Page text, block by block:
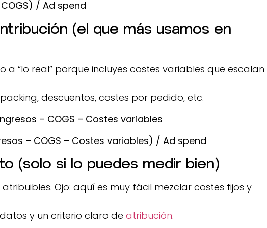
/ Ad spend
(el que más usamos en
a “lo real” porque incluyes costes variables que
descuentos, costes por pedido, etc.
– COGS – Costes variables
– COGS – Costes variables) / Ad spend
(solo si lo puedes medir bien)
Ojo: aquí es muy fácil mezclar costes fijos y
y un criterio claro deatribución.